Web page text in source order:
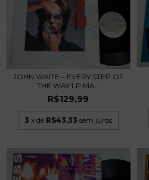
JOHN WAITE – EVERY STEP OF
THE WAY LP MA...
R$129,99
3 x de R$43,33 sem juros